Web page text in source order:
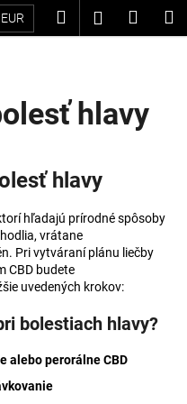
EUR Hľadať
hlavy
hlavy
hľadajú prírodné spôsoby
vrátane
Pri vytváraní plánu liečby
CBD budete
uvedených krokov:
bolestiach hlavy?
alebo perorálne CBD